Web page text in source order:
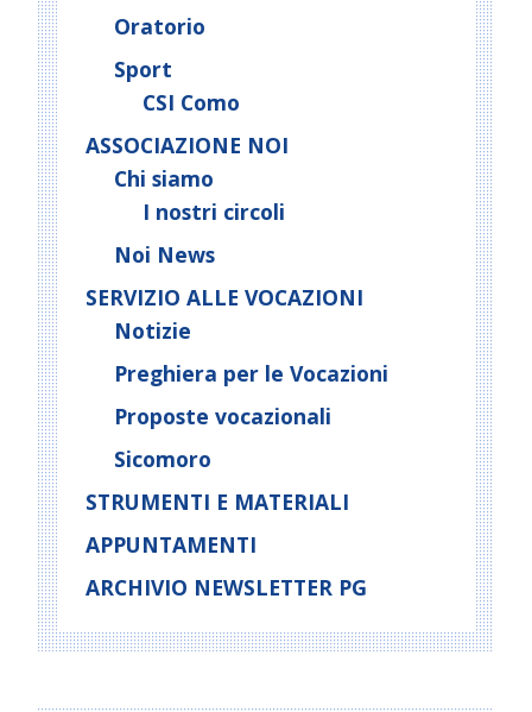
Oratorio
Sport
CSI Como
ASSOCIAZIONE NOI
Chi siamo
I nostri circoli
Noi News
SERVIZIO ALLE VOCAZIONI
Notizie
Preghiera per le Vocazioni
Proposte vocazionali
Sicomoro
STRUMENTI E MATERIALI
APPUNTAMENTI
ARCHIVIO NEWSLETTER PG